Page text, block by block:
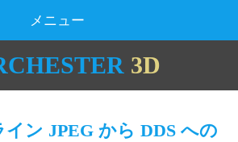
メニュー
3D
ン JPEG から DDS への